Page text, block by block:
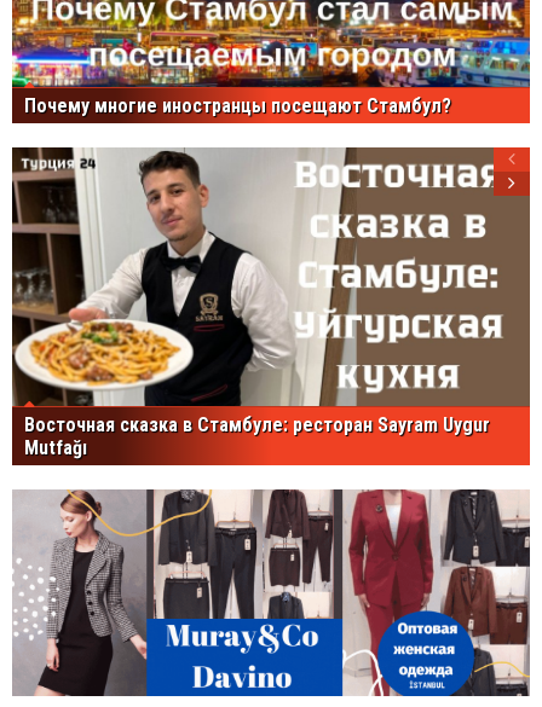
Почему многие иностранцы посещают Стамбул?
Восточная сказка в Стамбуле: ресторан Sayram Uygur
Mutfağı